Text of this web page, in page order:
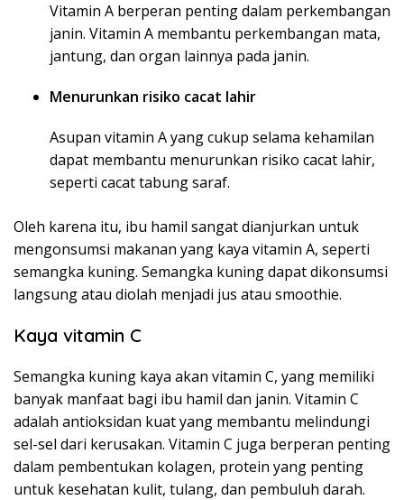
Vitamin A berperan penting dalam perkembangan
janin. Vitamin A membantu perkembangan mata,
jantung, dan organ lainnya pada janin.
Menurunkan risiko cacat lahir
Asupan vitamin A yang cukup selama kehamilan
dapat membantu menurunkan risiko cacat lahir,
seperti cacat tabung saraf.
Oleh karena itu, ibu hamil sangat dianjurkan untuk
mengonsumsi makanan yang kaya vitamin A, seperti
semangka kuning. Semangka kuning dapat dikonsumsi
langsung atau diolah menjadi jus atau smoothie.
Kaya vitamin C
Semangka kuning kaya akan vitamin C, yang memiliki
banyak manfaat bagi ibu hamil dan janin. Vitamin C
adalah antioksidan kuat yang membantu melindungi
sel-sel dari kerusakan. Vitamin C juga berperan penting
dalam pembentukan kolagen, protein yang penting
untuk kesehatan kulit, tulang, dan pembuluh darah.